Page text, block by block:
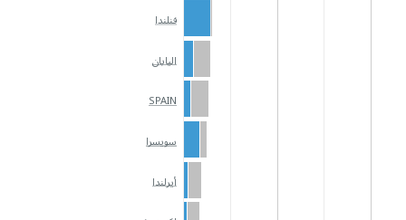
فنلندا
اليابان
SPAIN
سويسرا
أيرلندا